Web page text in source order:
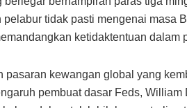
pelabur tidak pasti mengenai masa
ketidaktentuan dalam
pasaran kewangan global yang
pembuat dasar Feds,